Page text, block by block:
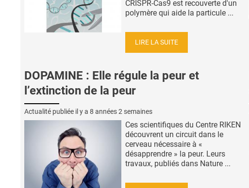
CRISPR-Cas9 est recouverte d'un
polymère qui aide la particule ...
LIRE LA SUITE
DOPAMINE : Elle régule la peur et
l’extinction de la peur
Actualité publiée il y a 8 années 2 semaines
Ces scientifiques du Centre RIKEN
découvrent un circuit dans le
cerveau nécessaire à «
désapprendre » la peur. Leurs
travaux, publiés dans Nature ...